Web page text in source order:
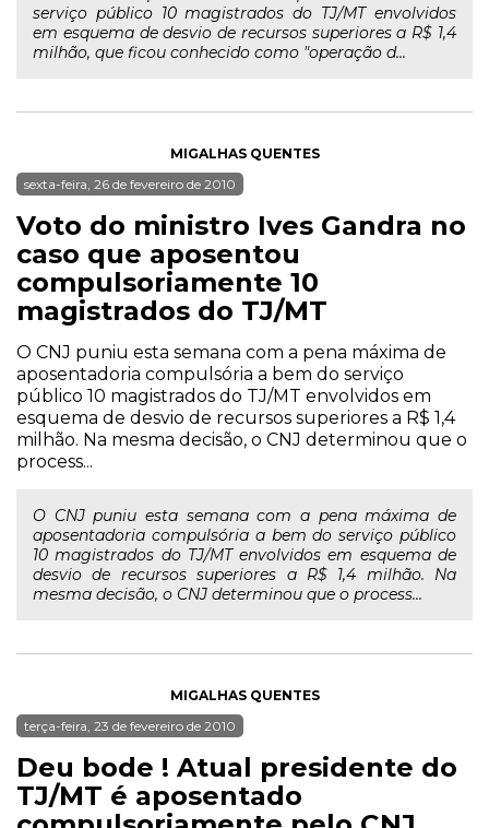
serviço público 10 magistrados do TJ/MT envolvidos
em esquema de desvio de recursos superiores a R$ 1,4
milhão, que ficou conhecido como "operação d...
MIGALHAS QUENTES
sexta-feira, 26 de fevereiro de 2010
Voto do ministro Ives Gandra no
caso que aposentou
compulsoriamente 10
magistrados do TJ/MT
O CNJ puniu esta semana com a pena máxima de
aposentadoria compulsória a bem do serviço
público 10 magistrados do TJ/MT envolvidos em
esquema de desvio de recursos superiores a R$ 1,4
milhão. Na mesma decisão, o CNJ determinou que o
process...
O CNJ puniu esta semana com a pena máxima de
aposentadoria compulsória a bem do serviço público
10 magistrados do TJ/MT envolvidos em esquema de
desvio de recursos superiores a R$ 1,4 milhão. Na
mesma decisão, o CNJ determinou que o process...
MIGALHAS QUENTES
terça-feira, 23 de fevereiro de 2010
Deu bode ! Atual presidente do
TJ/MT é aposentado